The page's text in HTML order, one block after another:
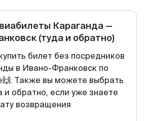
Караганда—
(туда и обратно)
билет без посредников
в Ивано-Франковск по
Также вы можете выбрать
и обратно, если уже знаете
возвращения